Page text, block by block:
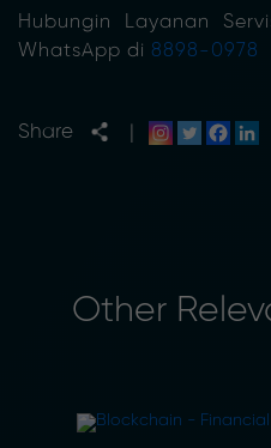
Hubungin Layanan
WhatsApp di 8898-0978
Share
Other